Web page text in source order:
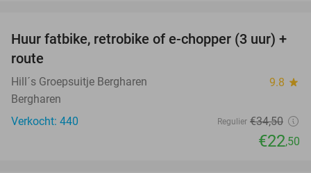
35%
Huur fatbike, retrobike of e-chopper (3 uur) +
route
Hill´s Groepsuitje Bergharen 9.8 star
Bergharen
Verkocht: 440
Regulier €34,50
€22,50